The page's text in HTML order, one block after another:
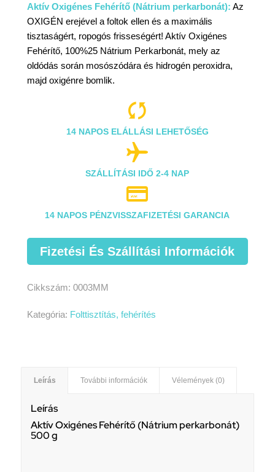
Aktív Oxigénes Fehérítő (Nátrium perkarbonát): Az
OXIGÉN erejével a foltok ellen és a maximális
tisztaságért, ropogós frisseségért! Aktív Oxigénes
Fehérítő, 100%25 Nátrium Perkarbonát, mely az
oldódás során mosószódára és hidrogén peroxidra,
majd oxigénre bomlik.

14 NAPOS ELÁLLÁSI LEHETŐSÉG

SZÁLLÍTÁSI IDŐ 2-4 NAP

14 NAPOS PÉNZVISSZAFIZETÉSI GARANCIA
Fizetési És Szállítási Információk
Cikkszám: 0003MM
Kategória: Folttisztítás, fehérítés
Leírás További információk Vélemények (0)
Leírás
Aktív Oxigénes Fehérítő (Nátrium perkarbonát)
500 g